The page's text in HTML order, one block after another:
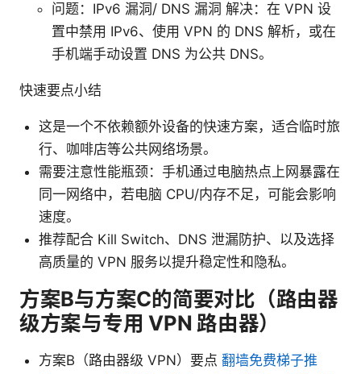
问题：IPv6 漏洞/ DNS 漏洞 解决：在 VPN 设
置中禁用 IPv6、使用 VPN 的 DNS 解析，或在
手机端手动设置 DNS 为公共 DNS。
快速要点小结
这是一个不依赖额外设备的快速方案，适合临时旅
行、咖啡店等公共网络场景。
需要注意性能瓶颈：手机通过电脑热点上网暴露在
同一网络中，若电脑 CPU/内存不足，可能会影响
速度。
推荐配合 Kill Switch、DNS 泄漏防护、以及选择
高质量的 VPN 服务以提升稳定性和隐私。
方案B与方案C的简要对比（路由器
级方案与专用 VPN 路由器）
方案B（路由器级 VPN）要点 翻墙免费梯子推